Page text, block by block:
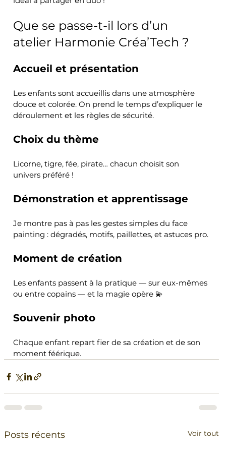
Que se passe-t-il lors d’un
atelier Harmonie Créa’Tech ?
Accueil et présentation
Les enfants sont accueillis dans une atmosphère
douce et colorée. On prend le temps d’expliquer le
déroulement et les règles de sécurité.
Choix du thème
Licorne, tigre, fée, pirate… chacun choisit son
univers préféré !
Démonstration et apprentissage
Je montre pas à pas les gestes simples du face
painting : dégradés, motifs, paillettes, et astuces pro.
Moment de création
Les enfants passent à la pratique — sur eux-mêmes
ou entre copains — et la magie opère 💫
Souvenir photo
Chaque enfant repart fier de sa création et de son
moment féérique.
Posts récents Voir tout